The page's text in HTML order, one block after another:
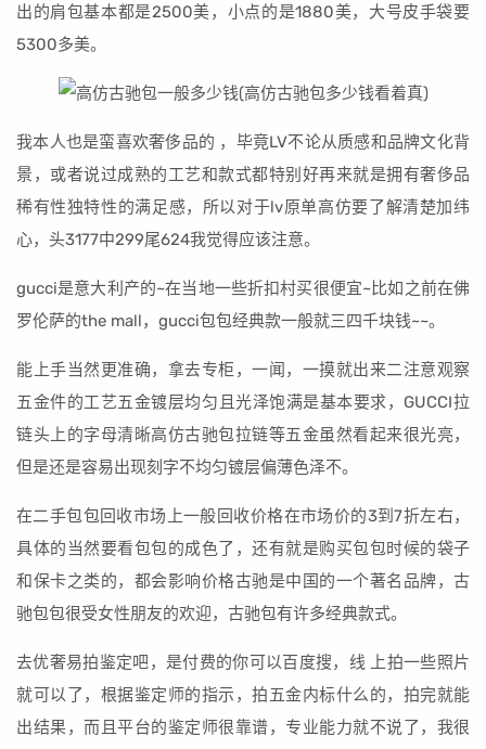
出的肩包基本都是2500美，小点的是1880美，大号皮手袋要
5300多美。
我本人也是蛮喜欢奢侈品的 ，毕竟LV不论从质感和品牌文化背
景，或者说过成熟的工艺和款式都特别好再来就是拥有奢侈品
稀有性独特性的满足感，所以对于lv原单高仿要了解清楚加纬
心，头3177中299尾624我觉得应该注意。
gucci是意大利产的~在当地一些折扣村买很便宜~比如之前在佛
罗伦萨的the mall，gucci包包经典款一般就三四千块钱~~。
能上手当然更准确，拿去专柜，一闻，一摸就出来二注意观察
五金件的工艺五金镀层均匀且光泽饱满是基本要求，GUCCI拉
链头上的字母清晰高仿古驰包拉链等五金虽然看起来很光亮，
但是还是容易出现刻字不均匀镀层偏薄色泽不。
在二手包包回收市场上一般回收价格在市场价的3到7折左右，
具体的当然要看包包的成色了，还有就是购买包包时候的袋子
和保卡之类的，都会影响价格古驰是中国的一个著名品牌，古
驰包包很受女性朋友的欢迎，古驰包有许多经典款式。
去优奢易拍鉴定吧，是付费的你可以百度搜，线 上拍一些照片
就可以了，根据鉴定师的指示，拍五金内标什么的，拍完就能
出结果，而且平台的鉴定师很靠谱，专业能力就不说了，我很